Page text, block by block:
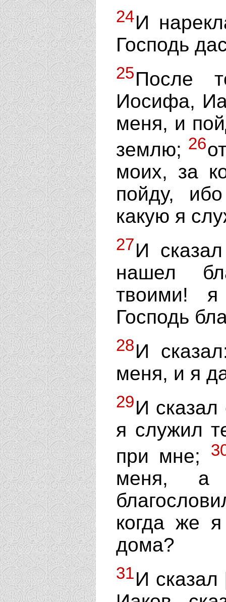
24И
Господь
25После
Иосифа,
меня, и
землю; 26
моих, за
пойду,
какую я
27И
нашел
твоими!
Господь
28И
меня, и я
29И
я служил
при мне;
меня, а
когда же
дома?
31И сказал